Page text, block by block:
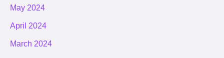
May 2024
April 2024
March 2024